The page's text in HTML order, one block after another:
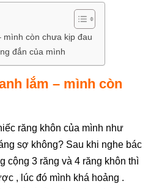
mình còn chưa kịp đau
đắn của mình
lắm – mình còn
răng khôn của mình như
sợ không? Sau khi nghe bác
cộng 3 răng và 4 răng khôn thì
, lúc đó mình khá hoảng .